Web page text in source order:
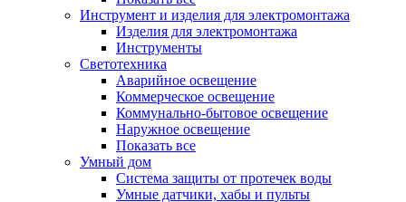
Инструмент и изделия для электромонтажа
Изделия для электромонтажа
Инструменты
Светотехника
Аварийное освещение
Коммерческое освещение
Коммунально-бытовое освещение
Наружное освещение
Показать все
Умный дом
Система защиты от протечек воды
Умные датчики, хабы и пульты